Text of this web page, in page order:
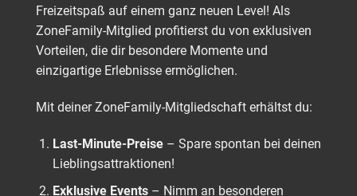
Freizeitspaß auf einem ganz neuen Level! Als
ZoneFamily-Mitglied profitierst du von exklusiven
Vorteilen, die dir besondere Momente und
einzigartige Erlebnisse ermöglichen.
Mit deiner ZoneFamily-Mitgliedschaft erhältst du:
Last-Minute-Preise– Spare spontan bei deinen
Lieblingsattraktionen!
Exklusive Events– Nimm an besonderen